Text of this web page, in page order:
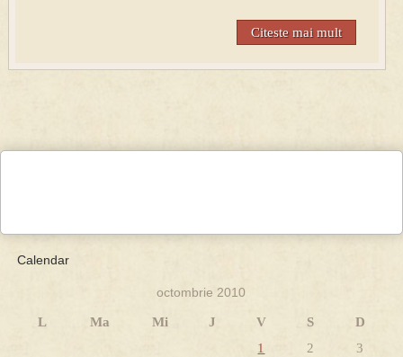
Citeste mai mult
Calendar
octombrie 2010
L Ma Mi J V S
D
1
2
3